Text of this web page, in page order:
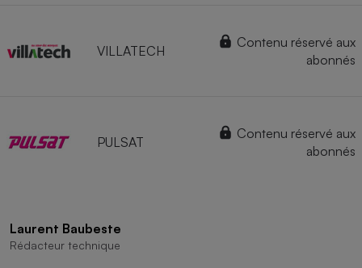
VILLATECH
Contenu réservé aux
abonnés
PULSAT
Contenu réservé aux
abonnés
Laurent Baubeste
Rédacteur technique